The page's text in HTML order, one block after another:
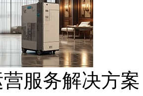
营服务解决方案